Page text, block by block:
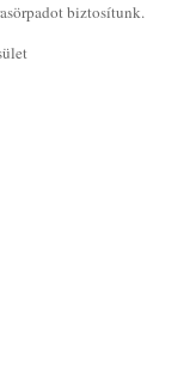
biztosítunk.